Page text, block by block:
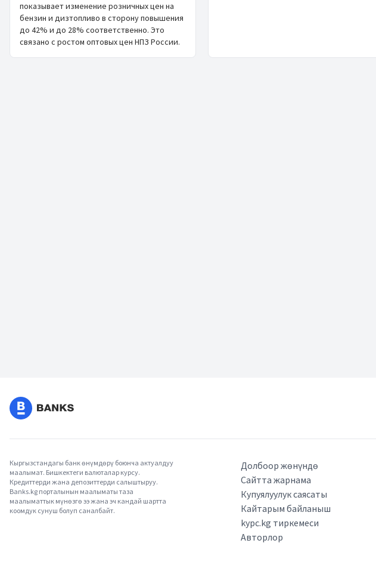
показывает изменение розничных цен на
бензин и дизтопливо в сторону повышения
до 42% и до 28% соответственно. Это
связано с ростом оптовых цен НПЗ России.
Кыргызстандагы банк өнүмдөрү боюнча актуалдуу
маалымат. Бишкектеги валюталар курсу.
Кредиттерди жана депозиттерди салыштыруу.
Banks.kg порталынын маалыматы таза
маалыматтык мүнөзгө ээ жана эч кандай шартта
коомдук сунуш болуп саналбайт.
Долбоор жөнүндө
Сайтта жарнама
Купуялуулук саясаты
Кайтарым байланыш
kypc.kg тиркемеси
Авторлор